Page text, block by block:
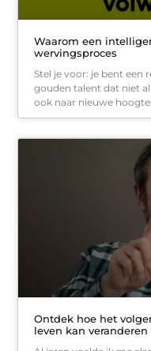
Waarom een
wervingsproces
Stel je voor: je bent een
gouden talent dat niet
ook naar nieuwe
Ontdek hoe het
leven kan veranderen